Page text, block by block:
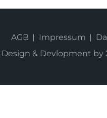
AGB Impressum
& Devlopment by